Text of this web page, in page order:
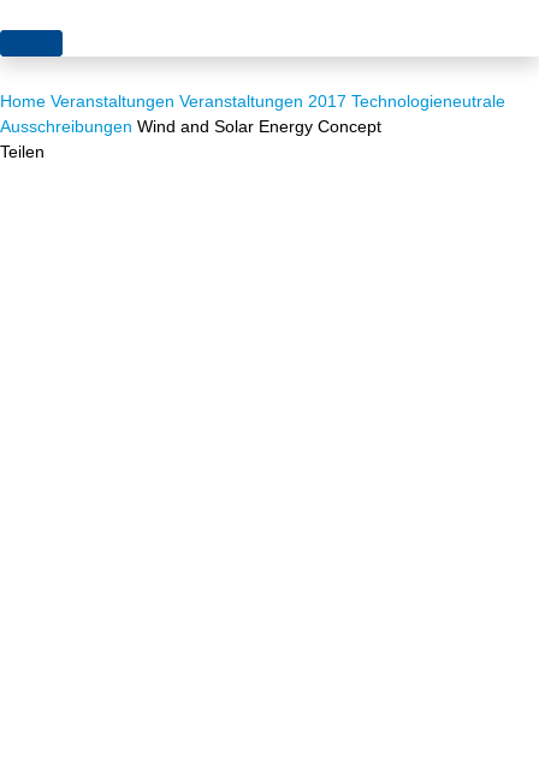
Themen
Akzeptanz
Europa
Projekte
Publikationen
Home Veranstaltungen Veranstaltungen 2017 Technologieneutrale
Ausschreibungen Wind and Solar Energy Concept
Teilen